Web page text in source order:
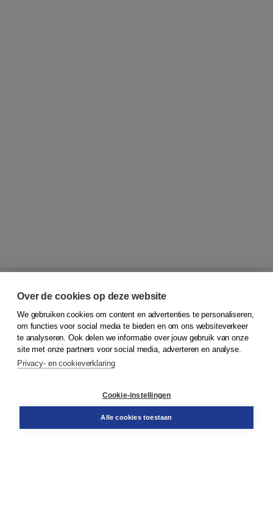
© 2026Koninklijke Boom uitgevers
Klantenservice
Service & informatie
Contact
Over de cookies op deze website
We gebruiken cookies om content en advertenties te personaliseren,
om functies voor social media te bieden en om ons websiteverkeer
te analyseren. Ook delen we informatie over jouw gebruik van onze
site met onze partners voor social media, adverteren en analyse.
Privacy- en cookieverklaring
Cookie-instellingen
Alle cookies toestaan